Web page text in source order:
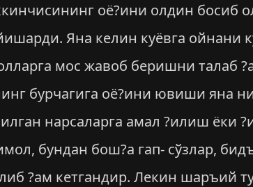
оё?ини олдин босиб
Яна келин куёвга ойнани
мос жавоб беришни талаб
бурчагига оё?ини ювиши яна
нарсаларга амал ?илиш ёки
бундан бош?а гап- сўзлар,
?ам кетгандир. Лекин шаръий